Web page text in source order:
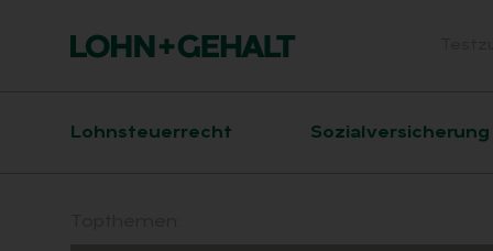
Hauptnavigation
Lohnsteuerrecht Sozialversicherung